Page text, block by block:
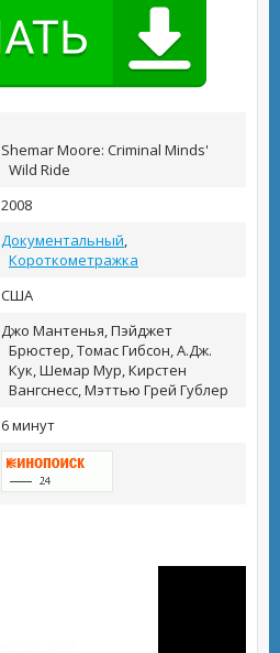
Shemar Moore: Criminal Minds'
Wild Ride
2008
Документальный,
Короткометражка
США
Джо Мантенья, Пэйджет
Брюстер, Томас Гибсон, А.Дж.
Кук, Шемар Мур, Кирстен
Вангснесс, Мэттью Грей Гублер
6 минут